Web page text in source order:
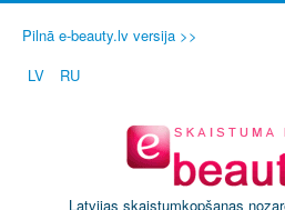
Pilnā e-beauty.lv versija >>
LV
RU
Latvijas skaistumkopšanas